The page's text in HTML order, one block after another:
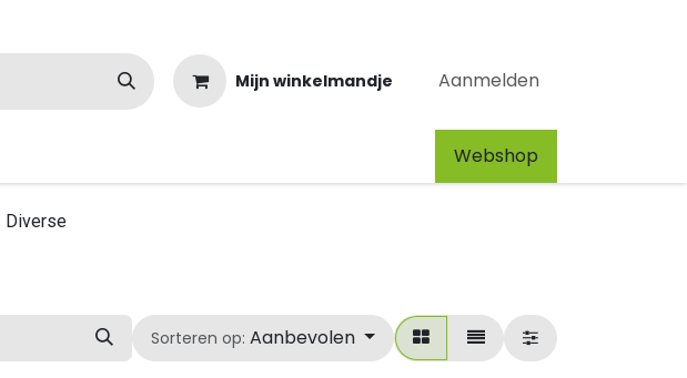
Mijn winkelmandje Aanmelden
Webshop​
Diverse
Sorteren op: Aanbevolen